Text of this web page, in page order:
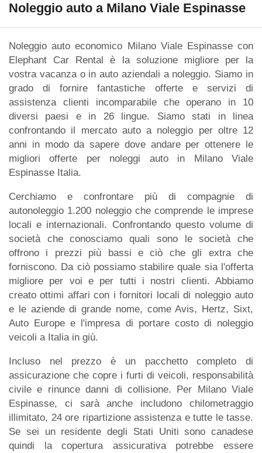
Noleggio auto a Milano Viale Espinasse
Noleggio auto economico Milano Viale Espinasse con
Elephant Car Rental è la soluzione migliore per la
vostra vacanza o in auto aziendali a noleggio. Siamo in
grado di fornire fantastiche offerte e servizi di
assistenza clienti incomparabile che operano in 10
diversi paesi e in 26 lingue. Siamo stati in linea
confrontando il mercato auto a noleggio per oltre 12
anni in modo da sapere dove andare per ottenere le
migliori offerte per noleggi auto in Milano Viale
Espinasse Italia.
Cerchiamo e confrontare più di compagnie di
autonoleggio 1.200 noleggio che comprende le imprese
locali e internazionali. Confrontando questo volume di
società che conosciamo quali sono le società che
offrono i prezzi più bassi e ciò che gli extra che
forniscono. Da ciò possiamo stabilire quale sia l'offerta
migliore per voi e per tutti i nostri clienti. Abbiamo
creato ottimi affari con i fornitori locali di noleggio auto
e le aziende di grande nome, come Avis, Hertz, Sixt,
Auto Europe e l'impresa di portare costo di noleggio
veicoli a Italia in giù.
Incluso nel prezzo è un pacchetto completo di
assicurazione che copre i furti di veicoli, responsabilità
civile e rinunce danni di collisione. Per Milano Viale
Espinasse, ci sarà anche includono chilometraggio
illimitato, 24 ore ripartizione assistenza e tutte le tasse.
Se sei un residente degli Stati Uniti sono canadese
quindi la copertura assicurativa potrebbe essere